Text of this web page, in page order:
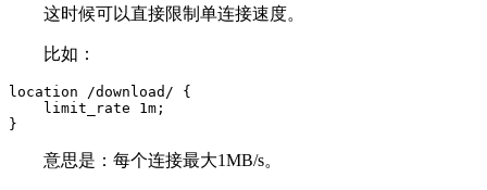
这时候可以直接限制单连接速度。
比如：
location /download/ {
    limit_rate 1m;
}
意思是：每个连接最大1MB/s。